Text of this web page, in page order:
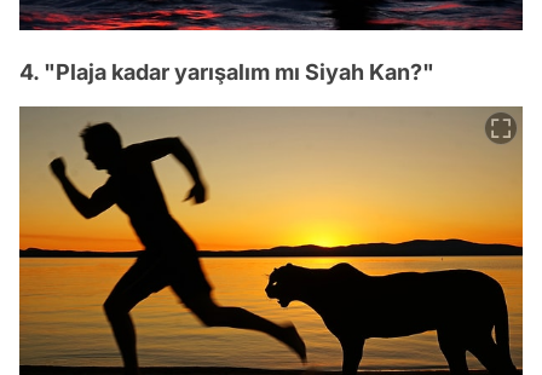
4. "Plaja kadar yarışalım mı Siyah Kan?"